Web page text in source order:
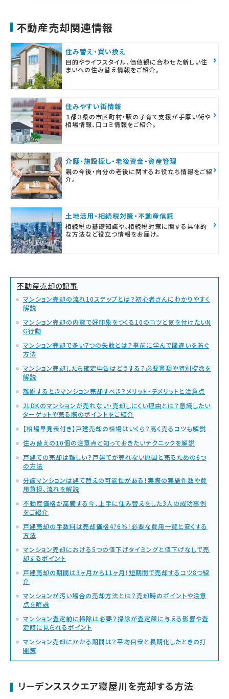
不動産売却関連情報
住み替え・買い換え
目的やライフスタイル、価値観に合わせた新しい住
まいへの住み替え情報をご紹介。
住みやすい街情報
１都３県の市区町村・駅の子育て支援が手厚い街や
相場情報、口コミ情報をご紹介。
介護・施設探し・老後資金・資産管理
親の今後・自分の老後に関するお役立ち情報をご紹
介。
土地活用・相続税対策・不動産信託
相続税の基礎知識や、相続税対策に関する具体的
な方法など役立つ情報をお届け。
不動産売却の記事
マンション売却の流れ10ステップとは？初心者さんにわかりやすく
解説
マンション売却の内覧で好印象をつくる10のコツと気を付けたいN
G行動
マンション売却で多い7つの失敗とは？事前に学んで間違いを防ぐ
方法
マンション売却したら確定申告はどうする？必要書類や特別控除を
解説
離婚するときマンション売却すべき？メリット・デメリットと注意点
2LDKのマンションが売れない・売却しにくい理由とは？意識したい
ターゲットや売る際のポイントをご紹介
【相場早見表付き】戸建売却の相場はいくら？高く売るコツも解説
住み替えの10個の注意点と知っておきたいテクニックを解説
戸建ての売却は難しい？戸建てが売れない原因と売るための6つ
の方法
分譲マンションは建て替えの可能性がある！実際の実施件数や費
用負担、流れを解説
不動産価格が高騰する今、上手に住み替えをした3人の成功事例
をご紹介
戸建売却の手数料は売却価格4?6％！必要な費用一覧と安くする
方法
マンション売却における5つの値下げタイミングと値下げなしで売
却するポイント
戸建売却の期間は3ヶ月から11ヶ月！短期間で売却するコツ8つ紹
介
マンションが汚い場合の売却方法とは？売却時のポイントや注意
点を解説
マンション査定前に掃除は必要？掃除が査定額に与える影響や査
定時に見られるポイント
マンション売却にかかる期間は？平均目安と長期化したときの打
開策
リーデンススクエア寝屋川を売却する方法